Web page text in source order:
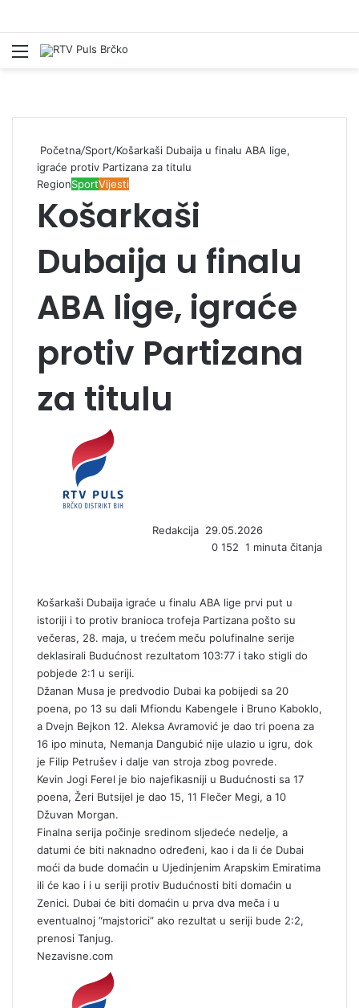
Izbornik
Početna/Sport/Košarkaši Dubaija u finalu ABA lige,
igraće protiv Partizana za titulu
RegionSportVijesti
Košarkaši
Dubaija u finalu
ABA lige, igraće
protiv Partizana
za titulu
Redakcija e
m
29.05.2026
0 152 1 minuta čitanja
Košarkaši Dubaija igraće u finalu ABA lige prvi put u
istoriji i to protiv branioca trofeja Partizana pošto su
večeras, 28. maja, u trećem meču polufinalne serije
deklasirali Budućnost rezultatom 103:77 i tako stigli do
pobjede 2:1 u seriji.
Džanan Musa je predvodio Dubai ka pobijedi sa 20
poena, po 13 su dali Mfiondu Kabengele i Bruno Kaboklo,
a Dvejn Bejkon 12. Aleksa Avramović je dao tri poena za
16 ipo minuta, Nemanja Dangubić nije ulazio u igru, dok
je Filip Petrušev i dalje van stroja zbog povrede.
Kevin Jogi Ferel je bio najefikasniji u Budućnosti sa 17
poena, Žeri Butsijel je dao 15, 11 Flečer Megi, a 10
Džuvan Morgan.
Finalna serija počinje sredinom sljedeće nedelje, a
datumi će biti naknadno određeni, kao i da li će Dubai
moći da bude domaćin u Ujedinjenim Arapskim Emiratima
ili će kao i i u seriji protiv Budućnosti biti domaćin u
Zenici. Dubai će biti domaćin u prva dva meča i u
eventualnoj “majstorici” ako rezultat u seriji bude 2:2,
prenosi Tanjug.
Nezavisne.com